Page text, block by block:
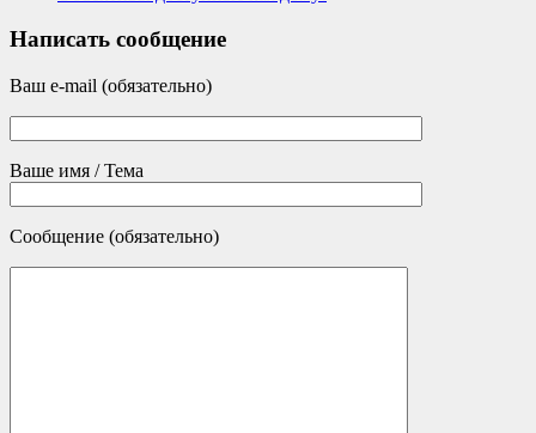
Написать сообщение
Ваш e-mail (обязательно)
Ваше имя / Тема
Сообщение (обязательно)